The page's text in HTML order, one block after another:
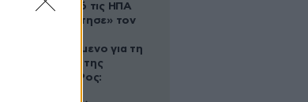
Ζευγάρι από τις ΗΠΑ
που «υιοθέτησε» τον
κατηγορούμενο για τη
δολοφονία της
Ελίζαμπεθ Ρος: